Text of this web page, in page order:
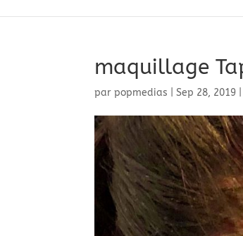
maquillage
parpopmedias |Sep 28, 2019